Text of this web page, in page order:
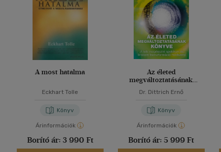
A most hatalma
Eckhart Tolle
Könyv
Árinformációk
Borító ár: 3 990 Ft
Az életed
megváltoztatásának
Dr. Dittrich Ernő
Könyv
Árinformációk
Borító ár: 5 999 Ft